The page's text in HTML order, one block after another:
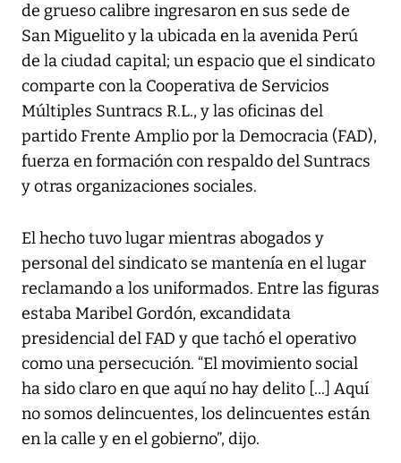
de grueso calibre ingresaron en sus sede de
San Miguelito y la ubicada en la avenida Perú
de la ciudad capital; un espacio que el sindicato
comparte con la Cooperativa de Servicios
Múltiples Suntracs R.L., y las oficinas del
partido Frente Amplio por la Democracia (FAD),
fuerza en formación con respaldo del Suntracs
y otras organizaciones sociales.
El hecho tuvo lugar mientras abogados y
personal del sindicato se mantenía en el lugar
reclamando a los uniformados. Entre las figuras
estaba Maribel Gordón, excandidata
presidencial del FAD y que tachó el operativo
como una persecución. “El movimiento social
ha sido claro en que aquí no hay delito [...] Aquí
no somos delincuentes, los delincuentes están
en la calle y en el gobierno”, dijo.